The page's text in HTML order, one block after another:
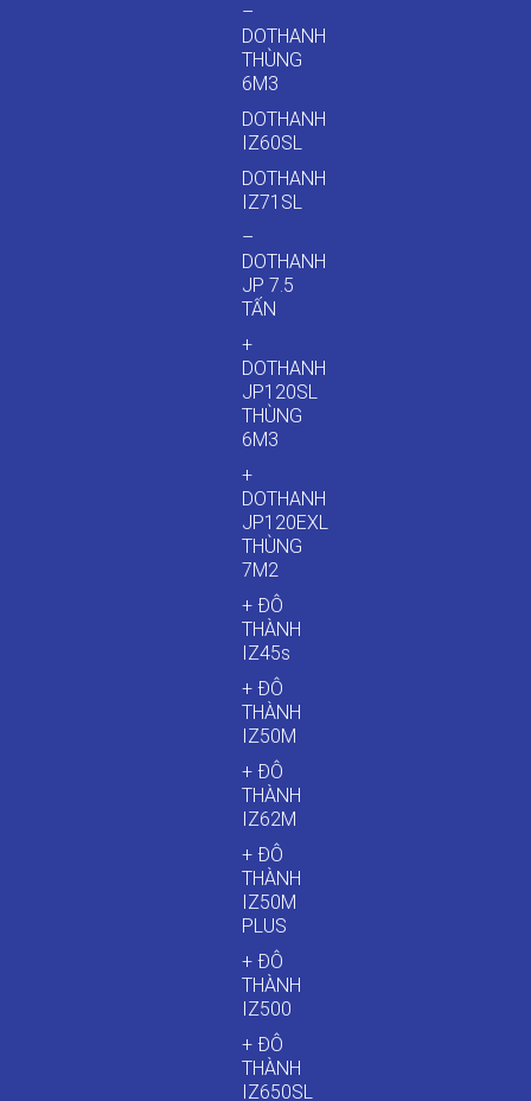
–
DOTHANH
THÙNG
6M3
DOTHANH
IZ60SL
DOTHANH
IZ71SL
–
DOTHANH
JP 7.5
TẤN
+
DOTHANH
JP120SL
THÙNG
6M3
+
DOTHANH
JP120EXL
THÙNG
7M2
+ ĐÔ
THÀNH
IZ45s
+ ĐÔ
THÀNH
IZ50M
+ ĐÔ
THÀNH
IZ62M
+ ĐÔ
THÀNH
IZ50M
PLUS
+ ĐÔ
THÀNH
IZ500
+ ĐÔ
THÀNH
IZ650SL